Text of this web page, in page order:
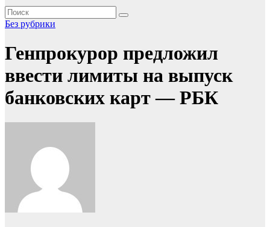
Без рубрики
Генпрокурор предложил
ввести лимиты на выпуск
банковских карт — РБК